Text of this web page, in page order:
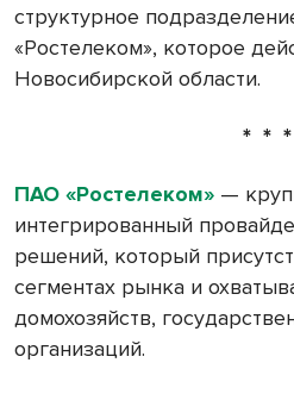
структурное
«Ростелеком», которое
Новосибирской области.
* * *
ПАО «Ростелеком» —
интегрированный
решений, который
сегментах рынка и
домохозяйств,
организаций.